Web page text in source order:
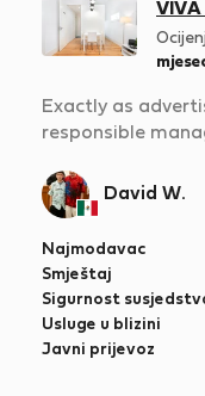
Exactly as
responsible
David W.
Najmodavac
Smještaj
Sigurnost
Usluge u blizini
Javni prijevoz